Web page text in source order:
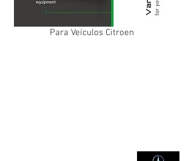
Para Veículos Citroen